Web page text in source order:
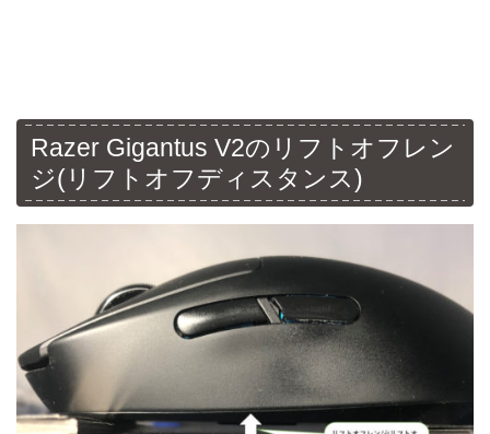
Razer Gigantus V2のリフトオフレン
ジ(リフトオフディスタンス)